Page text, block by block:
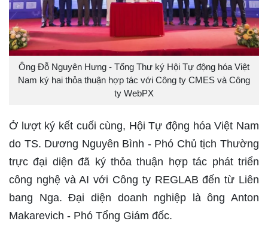
Ông Đỗ Nguyên Hưng - Tổng Thư ký Hội Tự động hóa Việt
Nam ký hai thỏa thuận hợp tác với Công ty CMES và Công
ty WebPX
Ở lượt ký kết cuối cùng, Hội Tự động hóa Việt Nam
do TS. Dương Nguyên Bình - Phó Chủ tịch Thường
trực đại diện đã ký thỏa thuận hợp tác phát triển
công nghệ và AI với Công ty REGLAB đến từ Liên
bang Nga. Đại diện doanh nghiệp là ông Anton
Makarevich - Phó Tổng Giám đốc.